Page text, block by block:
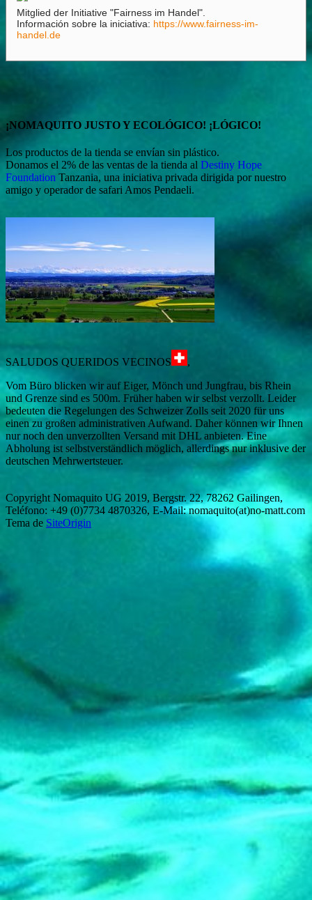
Mitglied der Initiative "Fairness im Handel".
Información sobre la iniciativa: https://www.fairness-im-
handel.de
¡NOMAQUITO JUSTO Y ECOLÓGICO! ¡LÓGICO!
Los productos de la tienda se envían sin plástico.
Donamos el 2% de las ventas de la tienda al Destiny Hope
Foundation Tanzania, una iniciativa privada dirigida por nuestro
amigo y operador de safari Amos Pendaeli.
SALUDOS QUERIDOS VECINOS
,
Vom Büro blicken wir auf Eiger, Mönch und Jungfrau, bis Rhein
und Grenze sind es 500m. Früher haben wir selbst verzollt. Leider
bedeuten die Regelungen des Schweizer Zolls seit 2020 für uns
einen zu großen administrativen Aufwand. Daher können wir Ihnen
nur noch den unverzollten Versand mit DHL anbieten. Eine
Abholung ist selbstverständlich möglich, allerdings nur inklusive der
deutschen Mehrwertsteuer.
Copyright Nomaquito UG 2019, Bergstr. 22, 78262 Gailingen,
Teléfono: +49 (0)7734 4870326, E-Mail: nomaquito(at)no-matt.com
Tema de SiteOrigin